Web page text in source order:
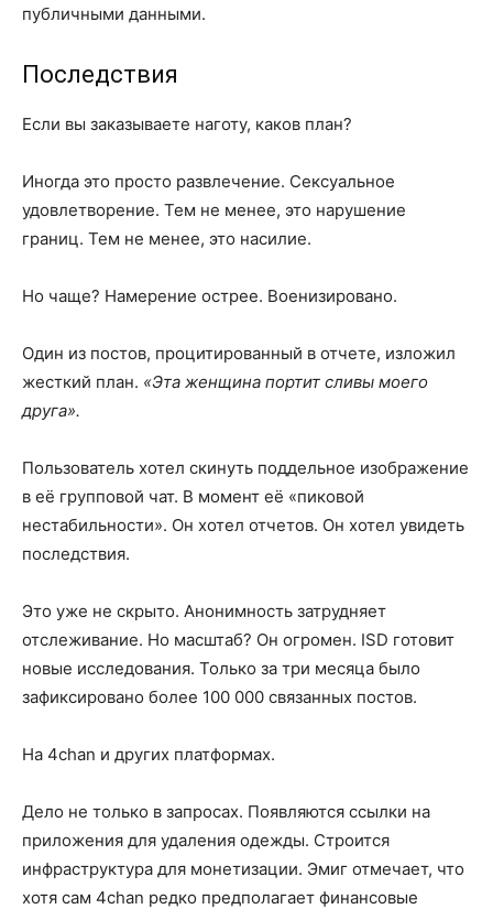
публичными данными.
Последствия
Если вы заказываете наготу, каков план?
Иногда это просто развлечение. Сексуальное
удовлетворение. Тем не менее, это нарушение
границ. Тем не менее, это насилие.
Но чаще? Намерение острее. Военизировано.
Один из постов, процитированный в отчете, изложил
жесткий план. «Эта женщина портит сливы моего
друга».
Пользователь хотел скинуть поддельное изображение
в её групповой чат. В момент её «пиковой
нестабильности». Он хотел отчетов. Он хотел увидеть
последствия.
Это уже не скрыто. Анонимность затрудняет
отслеживание. Но масштаб? Он огромен. ISD готовит
новые исследования. Только за три месяца было
зафиксировано более 100 000 связанных постов.
На 4chan и других платформах.
Дело не только в запросах. Появляются ссылки на
приложения для удаления одежды. Строится
инфраструктура для монетизации. Эмиг отмечает, что
хотя сам 4chan редко предполагает финансовые